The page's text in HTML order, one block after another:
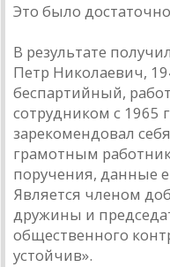
Это было
В результате
Петр Николаевич,
беспартийный,
сотрудником с 1965
зарекомендовал
грамотным
поручения, данные
Является членом
дружины и
общественного
устойчив».